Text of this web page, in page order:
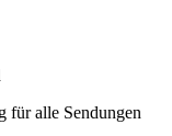
für alle Sendungen